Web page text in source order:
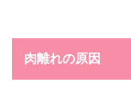
肉離れの原因